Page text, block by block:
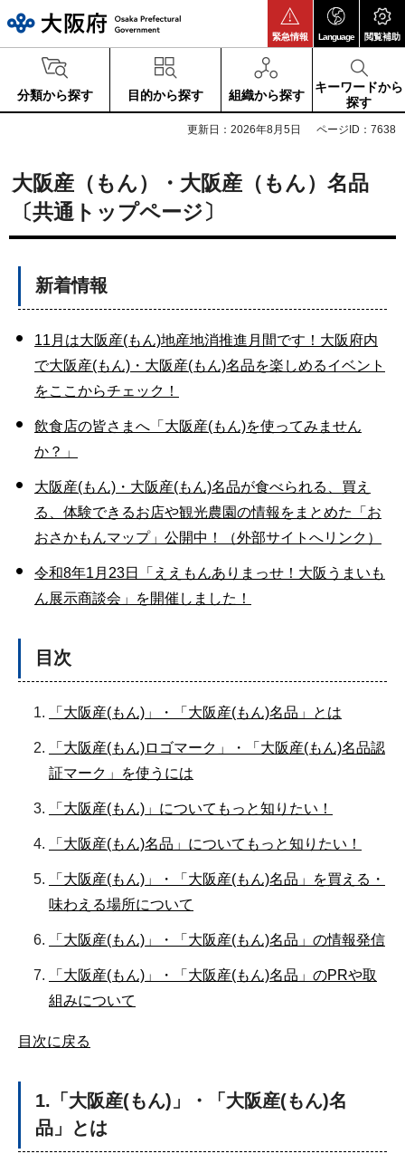
緊急情報 Language 閲覧補助
分類から探す 目的から探す 組織から探す
キーワードから
探す
更新日：2026年8月5日 ページID：7638
大阪産（もん）・大阪産（もん）名品
〔共通トップページ〕
新着情報
11月は大阪産(もん)地産地消推進月間です！大阪府内
で大阪産(もん)・大阪産(もん)名品を楽しめるイベント
をここからチェック！
飲食店の皆さまへ「大阪産(もん)を使ってみません
か？」
大阪産(もん)・大阪産(もん)名品が食べられる、買え
る、体験できるお店や観光農園の情報をまとめた「お
おさかもんマップ」公開中！（外部サイトへリンク）
令和8年1月23日「ええもんありまっせ！大阪うまいも
ん展示商談会」を開催しました！
目次
「大阪産(もん)」・「大阪産(もん)名品」とは
「大阪産(もん)ロゴマーク」・「大阪産(もん)名品認
証マーク」を使うには
「大阪産(もん)」についてもっと知りたい！
「大阪産(もん)名品」についてもっと知りたい！
「大阪産(もん)」・「大阪産(もん)名品」を買える・
味わえる場所について
「大阪産(もん)」・「大阪産(もん)名品」の情報発信
「大阪産(もん)」・「大阪産(もん)名品」のPRや取
組みについて
目次に戻る
1.「大阪産(もん)」・「大阪産(もん)名
品」とは